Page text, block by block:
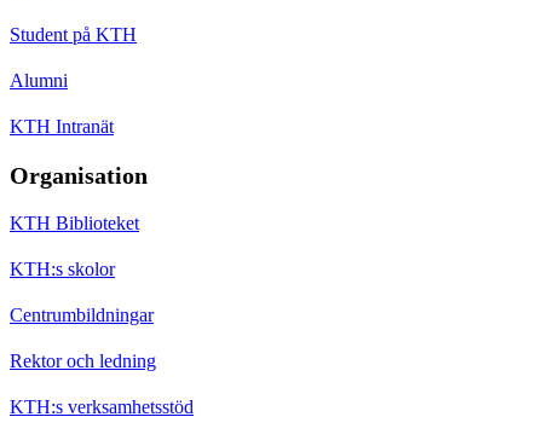
Student på KTH
Alumni
KTH Intranät
Organisation
KTH Biblioteket
KTH:s skolor
Centrumbildningar
Rektor och ledning
KTH:s verksamhetsstöd